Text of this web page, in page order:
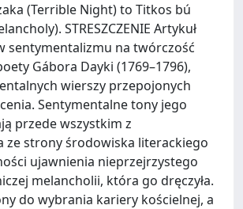
(Terrible Night) to Titkos bú
STRESZCZENIE Artykuł
sentymentalizmu na twórczość
Gábora Dayki (1769–1796),
wierszy przepojonych
Sentymentalne tony jego
przede wszystkim z
ze strony środowiska literackiego
ujawnienia nieprzejrzystego
melancholii, która go dręczyła.
do wybrania kariery kościelnej, a